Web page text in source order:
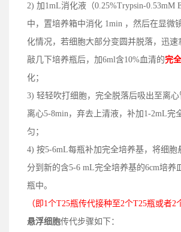
2) 加1mL消化液（0.25%Trypsin-0.53mM
中，置培养箱中消化 1min ，然后在显微
化情况，若细胞大部分变圆并脱落，迅速
敲几下培养瓶后，加6ml含10%血清的完
化；
3) 轻轻吹打细胞，完全脱落后吸出至离心
离心5-8min，弃去上清液，补加1-2mL完
匀；
4) 按5-6mL每瓶补加完全培养基，将细胞
分到新的含5-6 mL完全培养基的6cm培养
瓶中。
（即1个T25瓶传代接种至2个T25瓶或者2
悬浮细胞传代步骤如下：